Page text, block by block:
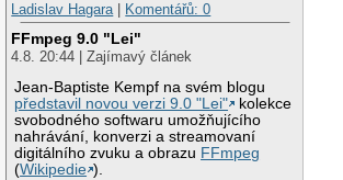
Ladislav Hagara| Komentářů: 0
FFmpeg 9.0 "Lei"
4.8. 20:44 | Zajímavý článek
Jean-Baptiste Kempf na svém blogu
představil novou verzi 9.0 "Lei"
kolekce
svobodného softwaru umožňujícího
nahrávání, konverzi a streamovaní
digitálního zvuku a obrazu FFmpeg
(Wikipedie ).